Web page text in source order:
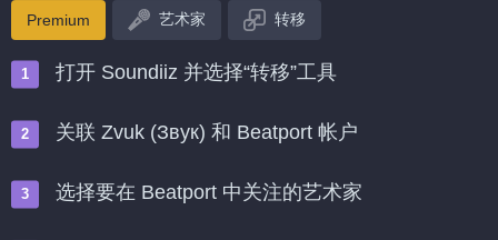
Premium 艺术家 转移
打开 Soundiiz 并选择“转移”工具
关联 Zvuk (Звук) 和 Beatport 帐户
选择要在 Beatport 中关注的艺术家